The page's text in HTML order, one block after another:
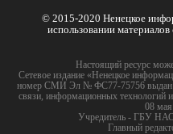
© 2015-2020 Ненецкое
использовании материалов
Настоящий ресурс
Сетевое издание «Ненецкое
номер СМИ Эл № ФС77-75756 выдан
связи, информационных технологий
08 мая
Учредитель - ГБУ
Главный